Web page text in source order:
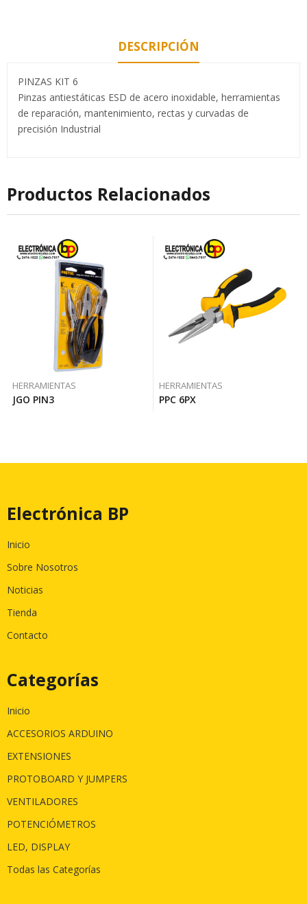
DESCRIPCIÓN
PINZAS KIT 6
Pinzas antiestáticas ESD de acero inoxidable, herramientas
de reparación, mantenimiento, rectas y curvadas de
precisión Industrial
Productos Relacionados
HERRAMIENTAS
JGO PIN3
HERRAMIENTAS
PPC 6PX
Electrónica BP
Inicio
Sobre Nosotros
Noticias
Tienda
Contacto
Categorías
Inicio
ACCESORIOS ARDUINO
EXTENSIONES
PROTOBOARD Y JUMPERS
VENTILADORES
POTENCIÓMETROS
LED, DISPLAY
Todas las Categorías